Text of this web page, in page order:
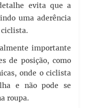
evita que a
uma aderência
importante
de posição, como
onde o ciclista
e não pode se
roupa.